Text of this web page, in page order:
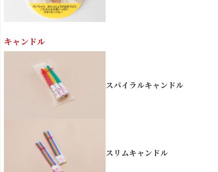
キャンドル
スパイラルキャンドル
スリムキャンドル